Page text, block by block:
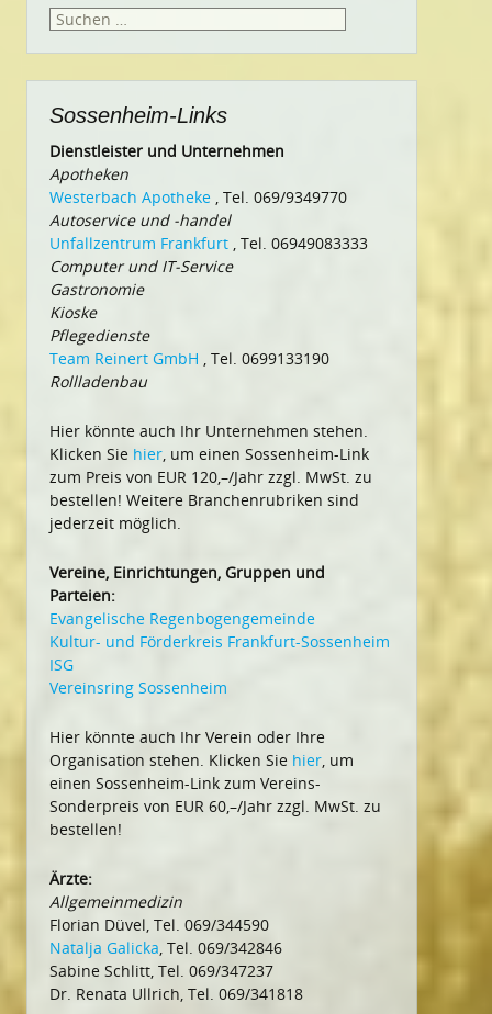
Suchen
Sossenheim-Links
Dienstleister und Unternehmen
Apotheken
Westerbach Apotheke , Tel. 069/9349770
Autoservice und -handel
Unfallzentrum Frankfurt , Tel. 06949083333
Computer und IT-Service
Gastronomie
Kioske
Pflegedienste
Team Reinert GmbH , Tel. 0699133190
Rollladenbau
Hier könnte auch Ihr Unternehmen stehen.
Klicken Sie hier, um einen Sossenheim-Link
zum Preis von EUR 120,–/Jahr zzgl. MwSt. zu
bestellen! Weitere Branchenrubriken sind
jederzeit möglich.
Vereine, Einrichtungen, Gruppen und
Parteien:
Evangelische Regenbogengemeinde
Kultur- und Förderkreis Frankfurt-Sossenheim
ISG
Vereinsring Sossenheim
Hier könnte auch Ihr Verein oder Ihre
Organisation stehen. Klicken Sie hier, um
einen Sossenheim-Link zum Vereins-
Sonderpreis von EUR 60,–/Jahr zzgl. MwSt. zu
bestellen!
Ärzte:
Allgemeinmedizin
Florian Düvel, Tel. 069/344590
Natalja Galicka, Tel. 069/342846
Sabine Schlitt, Tel. 069/347237
Dr. Renata Ullrich, Tel. 069/341818